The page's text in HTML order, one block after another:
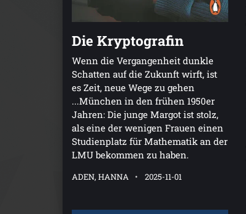
Die Kryptografin
Wenn die Vergangenheit dunkle
Schatten auf die Zukunft wirft, ist
es Zeit, neue Wege zu gehen
...München in den frühen 1950er
Jahren: Die junge Margot ist stolz,
als eine der wenigen Frauen einen
Studienplatz für Mathematik an der
LMU bekommen zu haben.
ADEN, HANNA 2025-11-01